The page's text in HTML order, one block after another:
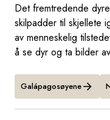
Det fremtredende
skilpadder til skjellete
av menneskelig
å se dyr og ta bilder
Galápagosøyene